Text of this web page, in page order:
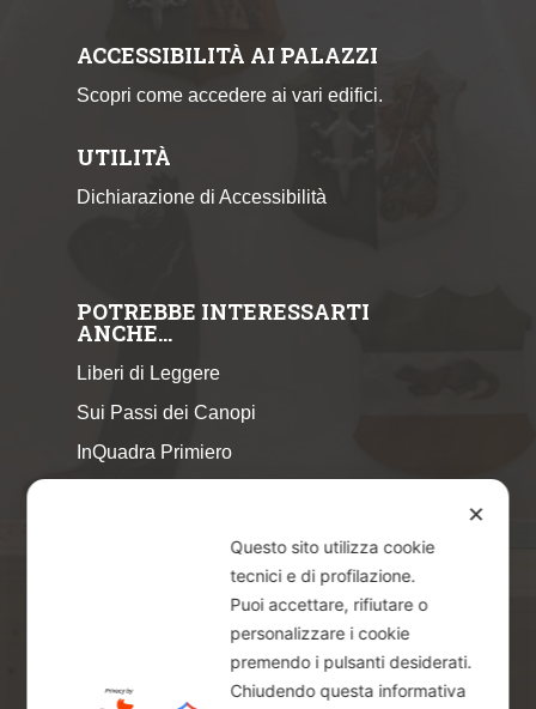
ACCESSIBILITÀ AI PALAZZI
Scopri come accedere ai vari edifici.
UTILITÀ
Dichiarazione di Accessibilità
POTREBBE INTERESSARTI
ANCHE…
Liberi di Leggere
Sui Passi dei Canopi
InQuadra Primiero
Libretto Eventi – estate 2026
✕
Questo sito utilizza cookie
tecnici e di profilazione.
Puoi accettare, rifiutare o
personalizzare i cookie
premendo i pulsanti desiderati.
Chiudendo questa informativa